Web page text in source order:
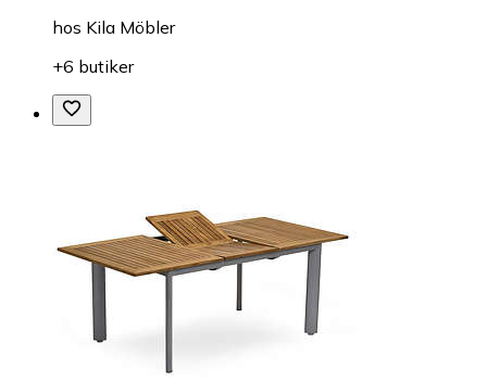
hos Kila Möbler
+6 butiker